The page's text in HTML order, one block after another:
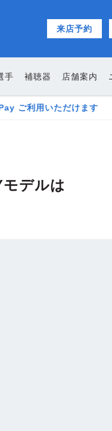
来店予約
手 補聴器 店舗案内
デルは